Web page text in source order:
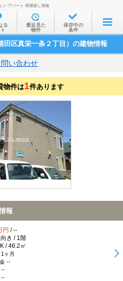
屋を探す
沿線・駅から
家賃相場から
通勤通学時間から
物件特集から
不動産会社から
TOP
･アパート･部屋探し情報
る
最近見た
物件
保存中の
条件
田区真栄一条２丁目）の建物情報
問い合わせ
物件は1件あります
報
円 / --
き / 1階
/ 46.2㎡
ヶ月
--
--
--